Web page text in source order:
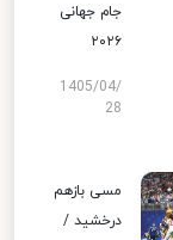
جام جهانی
۲۰۲۶
1405/04/
28
مسی بازهم
درخشید /